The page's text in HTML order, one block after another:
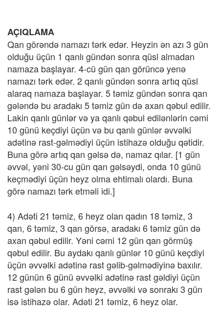
AÇIQLAMA
Qan görəndə namazı tərk edər. Heyzin ən azı 3 gün
olduğu üçün 1 qanlı gündən sonra qüsl almadan
namaza başlayar. 4-cü gün qan görüncə yenə
namazı tərk edər. 2 qanlı gündən sonra artıq qüsl
alaraq namaza başlayar. 5 təmiz gündən sonra qan
gələndə bu aradakı 5 təmiz gün də axan qəbul edilir.
Lakin qanlı günlər və ya qanlı qəbul edilənlərin cəmi
10 günü keçdiyi üçün və bu qanlı günlər əvvəlki
adətinə rast-gəlmədiyi üçün istihazə olduğu qətidir.
Buna görə artıq qan gəlsə də, namaz qılar. [1 gün
əvvəl, yəni 30-cu gün qan gəlsəydi, onda 10 günü
keçmədiyi üçün heyz olma ehtimalı olardı. Buna
görə namazı tərk etməli idi.]
4) Adəti 21 təmiz, 6 heyz olan qadın 18 təmiz, 3
qan, 6 təmiz, 3 qan görsə, aradakı 6 təmiz gün də
axan qəbul edilir. Yəni cəmi 12 gün qan görmüş
qəbul edilir. Bu aydakı qanlı günlər 10 günü keçdiyi
üçün əvvəlki adətinə rast gəlib-gəlmədiyinə baxılır.
12 günün 6 günü əvvəlki adətinə rast gəldiyi üçün
rast gələn bu 6 gün heyz, əvvəlki və sonrakı 3 gün
isə istihazə olar. Adəti 21 təmiz, 6 heyz olar.